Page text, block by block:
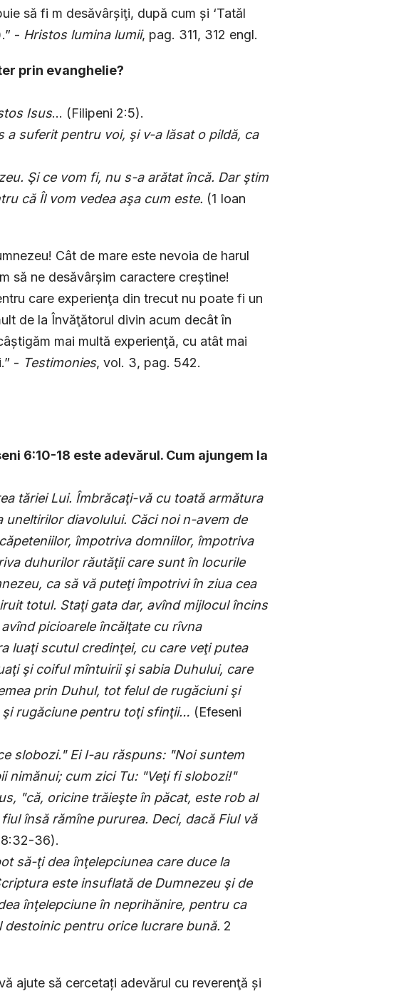
să fi m desăvârșiţi, după cum și ‘Tatăl
- Hristos lumina lumii, pag. 311, 312 engl.
prin evanghelie?
Isus… (Filipeni 2:5).
suferit pentru voi, şi v-a lăsat o pildă, ca
Şi ce vom fi, nu s-a arătat încă. Dar ştim
că Îl vom vedea aşa cum este. (1 Ioan
Cât de mare este nevoia de harul
să ne desăvârșim caractere creștine!
care experienţa din trecut nu poate fi un
de la Învăţătorul divin acum decât în
mai multă experienţă, cu atât mai
- Testimonies, vol. 3, pag. 542.
6:10-18 este adevărul. Cum ajungem la
tăriei Lui. Îmbrăcaţi-vă cu toată armătura
diavolului. Căci noi n-avem de
împotriva domniilor, împotriva
duhurilor răutăţii care sunt în locurile
ca să vă puteţi împotrivi în ziua cea
totul. Staţi gata dar, avînd mijlocul încins
picioarele încălţate cu rîvna
luaţi scutul credinţei, cu care veţi putea
şi coiful mîntuirii şi sabia Duhului, care
prin Duhul, tot felul de rugăciuni şi
şi rugăciune pentru toţi sfinţii… (Efeseni
slobozi." Ei I-au răspuns: "Noi suntem
nimănui; cum zici Tu: "Veţi fi slobozi!"
"că, oricine trăieşte în păcat, este rob al
însă rămîne pururea. Deci, dacă Fiul vă
36).
să-ţi dea înţelepciunea care duce la
este insuflată de Dumnezeu şi de
înţelepciune în neprihănire, pentru ca
pentru orice lucrare bună. 2
ajute să cercetați adevărul cu reverenţă și